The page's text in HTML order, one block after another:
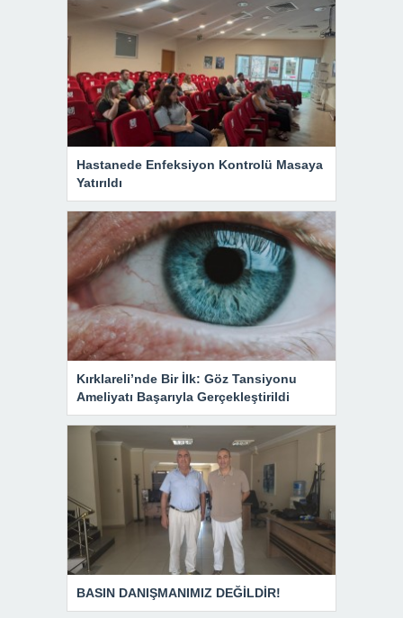
Hastanede Enfeksiyon Kontrolü Masaya
Yatırıldı
Kırklareli’nde Bir İlk: Göz Tansiyonu
Ameliyatı Başarıyla Gerçekleştirildi
BASIN DANIŞMANIMIZ DEĞİLDİR!